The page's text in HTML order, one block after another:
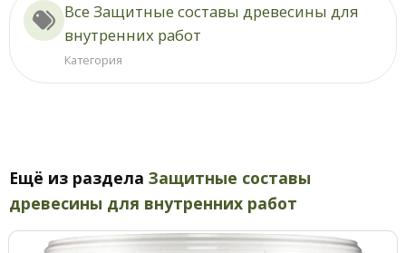
Все Защитные составы древесины для
внутренних работ
Категория
Ещё из раздела Защитные составы
древесины для внутренних работ